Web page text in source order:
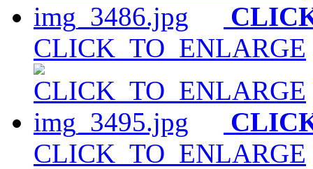
CLICK_TO_ENLARGE
CLICK_TO_ENLARGE